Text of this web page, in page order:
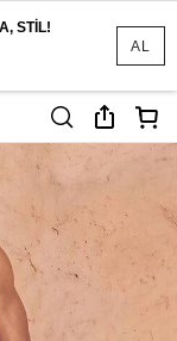
AL
STİL!